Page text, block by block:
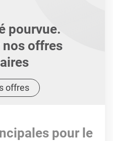
pourvue.
nos offres
offres
pour le